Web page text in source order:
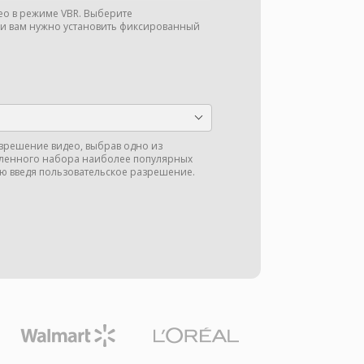
в режиме VBR. Выберите
вам нужно установить фиксированный
видео, выбрав одно из
набора наиболее популярных
пользовательское разрешение.